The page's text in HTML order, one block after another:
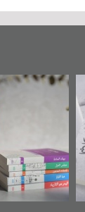
"مرآة البحرين"